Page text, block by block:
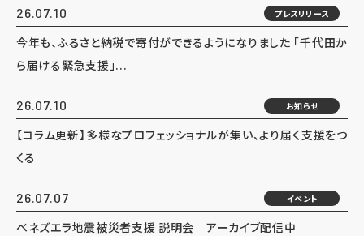
26.07.10 プレスリリース
今年も、ふるさと納税で寄付ができるようになりました 「千代田か
ら届ける緊急支援」...
26.07.10 お知らせ
【コラム更新】多様なプロフェッショナルが集い、より届く支援をつ
くる
26.07.07 イベント
ベネズエラ地震被災者支援 説明会 アーカイブ配信中